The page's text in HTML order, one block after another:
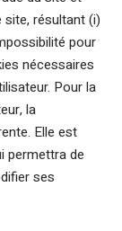
résultant (i)
pour
nécessaires
Pour la
la
Elle est
permettra de
ses